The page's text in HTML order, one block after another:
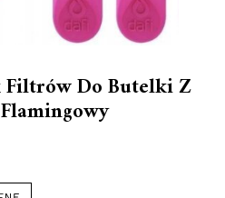
Filtrów Do Butelki Z